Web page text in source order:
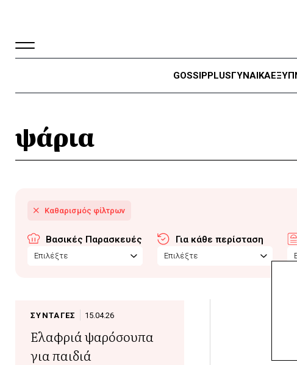
GOSSIPPLUSΓΥΝΑΙΚΑ
ψάρια
Βασικές Παρασκευές
Επιλέξτε
Για κάθε περίσταση
Επιλέξτε
ΣΥΝΤΑΓΕΣ 15.04.26
Ελαφριά ψαρόσουπα
για παιδιά